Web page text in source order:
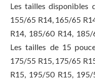
Les tailles disponibles
155/65 R14, 165/65
R14, 185/60 R14,
Les tailles de 15
175/55 R15, 175/65
R15, 195/50 R15,